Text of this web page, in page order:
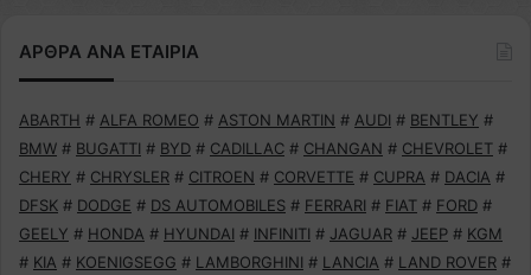
ΑΡΘΡΑ ΑΝΑ ΕΤΑΙΡΙΑ
ABARTH # ALFA ROMEO # ASTON MARTIN # AUDI # BENTLEY #
BMW # BUGATTI # BYD # CADILLAC # CHANGAN # CHEVROLET #
CHERY # CHRYSLER # CITROEN # CORVETTE # CUPRA # DACIA #
DFSK # DODGE # DS AUTOMOBILES # FERRARI # FIAT # FORD #
GEELY # HONDA # HYUNDAI # INFINITI # JAGUAR # JEEP # KGM
# KIA # KOENIGSEGG # LAMBORGHINI # LANCIA # LAND ROVER #